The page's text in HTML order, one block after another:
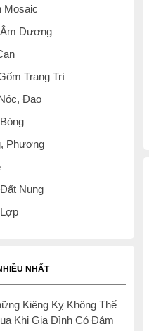
Mosaic
Dương
Trang Trí
Đao
Phượng
Nung
NHẤT
Kiêng Kỵ Không Thể
Khi Gia Đình Có Đám